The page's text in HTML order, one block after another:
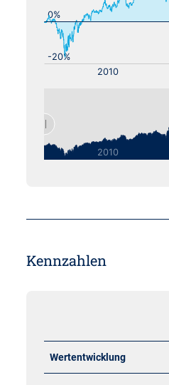
Kennzahlen
Wertentwicklung